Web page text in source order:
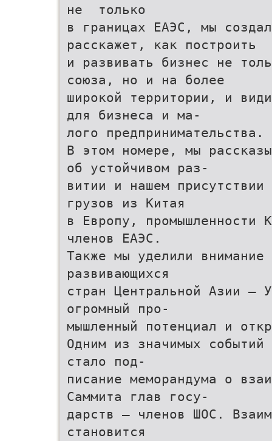
не только
в границах ЕАЭС, мы
расскажет, как построить
и развивать бизнес не
союза, но и на более
широкой территории, и
для бизнеса и ма-
лого предпринимательства.
В этом номере, мы
об устойчивом раз-
витии и нашем
грузов из Китая
в Европу, промышленности
членов ЕАЭС.
Также мы уделили
развивающихся
стран Центральной Азии —
огромный про-
мышленный потенциал и
Одним из значимых
стало под-
писание меморандума о
Саммита глав госу-
дарств — членов ШОС.
становится